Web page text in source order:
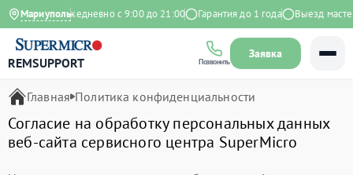
Мариуполь
Яндекс Ежедневно с 9:00 до 21:00 Гарантия до 1 года Выезд
REMSUPPORT Позвонить
Заявка
Главная Политика конфиденциальности
Согласие на обработку персональных данных
веб-сайта сервисного центра SuperMicro